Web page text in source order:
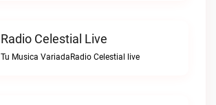
Radio Celestial Live
Tu Musica VariadaRadio Celestial live